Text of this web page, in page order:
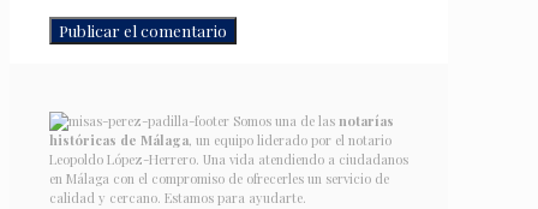
Somos una de las notarías
históricas de Málaga, un equipo liderado por el notario
Leopoldo López-Herrero. Una vida atendiendo a ciudadanos
en Málaga con el compromiso de ofrecerles un servicio de
calidad y cercano. Estamos para ayudarte.